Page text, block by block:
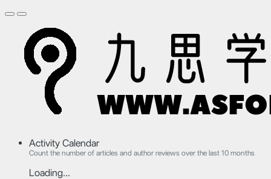
Activity Calendar
Count the number of articles and author reviews over the last 10 months
Loading...